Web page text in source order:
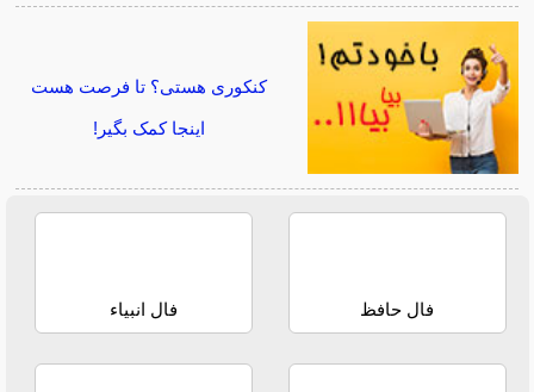
کنکوری هستی؟ تا فرصت هست
اینجا کمک بگیر!
فال حافظ فال انبیاء